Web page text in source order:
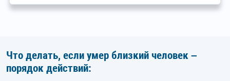
Что делать, если умер близкий человек –
порядок действий: